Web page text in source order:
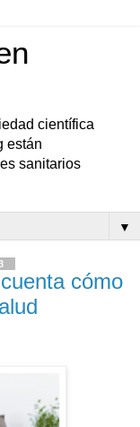
científica
están
sanitarios
▼
cómo